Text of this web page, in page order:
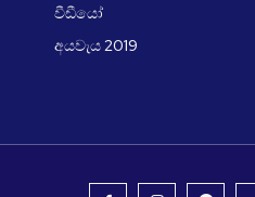
වීඩීයෝ
අයවැය 2019